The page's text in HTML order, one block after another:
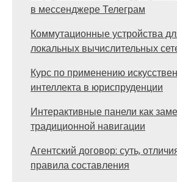
в мессенджере Телеграм
Коммутационные устройства
локальных вычислительных
Курс по применению
интеллекта в юриспруденции
Интерактивные панели как
традиционной навигации
Агентский договор: суть,
правила составления